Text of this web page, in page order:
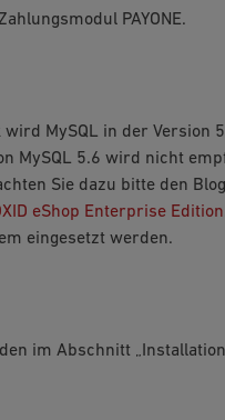
PAYONE.
MySQL in der Version
MySQL 5.6 wird nicht
Sie dazu bitte den
eShop Enterprise Edition
eingesetzt werden.
im Abschnitt